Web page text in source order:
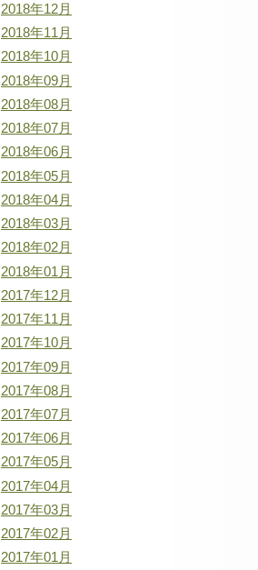
2018年12月
2018年11月
2018年10月
2018年09月
2018年08月
2018年07月
2018年06月
2018年05月
2018年04月
2018年03月
2018年02月
2018年01月
2017年12月
2017年11月
2017年10月
2017年09月
2017年08月
2017年07月
2017年06月
2017年05月
2017年04月
2017年03月
2017年02月
2017年01月